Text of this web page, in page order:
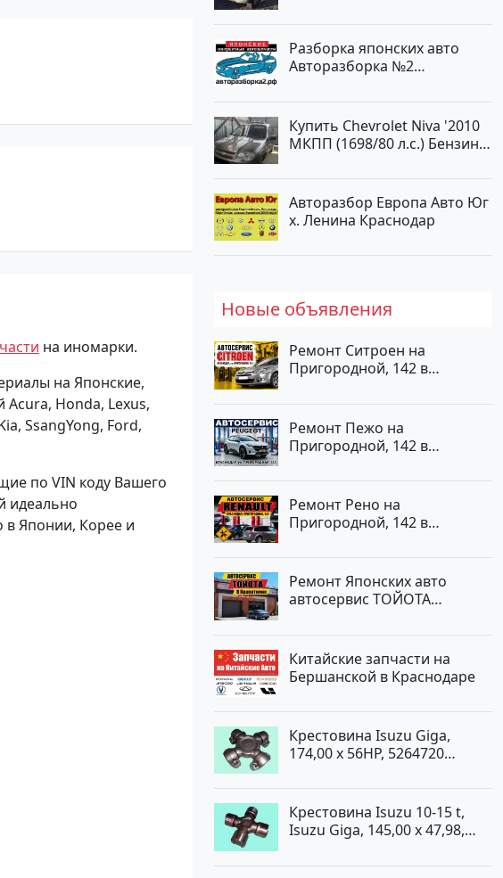
на иномарки.
на Японские,
Acura, Honda, Lexus,
SsangYong, Ford,
по VIN коду Вашего
идеально
в Японии, Корее и
цвет белый Пикап по цене
1000000 рублей, объявление
№562 на сайте Авторынок23
Разборка японских авто
Авторазборка №2
Купить Chevrolet Niva '2010
МКПП (1698/80 л.с.) Бензин
Серый Универсал по цене
177000 рублей, объявление
№24999 на сайте
Авторынок23
Авторазбор Европа Авто Юг
х. Ленина Краснодар
Новые объявления
Ремонт Ситроен на
Пригородной, 142 в
Ремонт Пежо на
Пригородной, 142 в
Ремонт Рено на
Пригородной, 142 в
Ремонт Японских авто
автосервис ТОЙОТА
Китайские запчасти на
Бершанской в Краснодаре
Крестовина Isuzu Giga,
174,00 x 56HP, 5264720
Крестовина Isuzu 10-15 t,
Isuzu Giga, 145,00 x 47,98,